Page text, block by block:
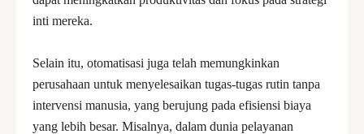
inti mereka.
Selain itu, otomatisasi juga telah memungkinkan
perusahaan untuk menyelesaikan tugas-tugas rutin tanpa
intervensi manusia, yang berujung pada efisiensi biaya
yang lebih besar. Misalnya, dalam dunia pelayanan